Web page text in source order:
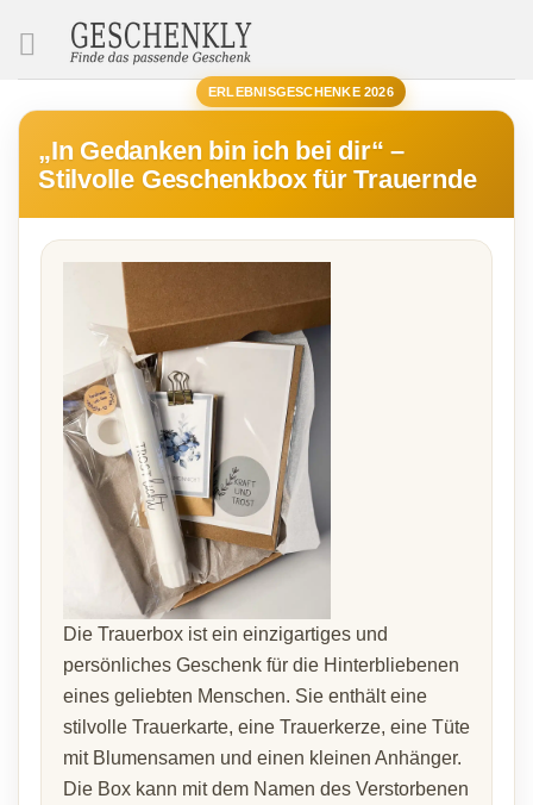
ERLEBNISGESCHENKE 2026
„In Gedanken bin ich bei dir“ –
Stilvolle Geschenkbox für Trauernde
Die Trauerbox ist ein einzigartiges und
persönliches Geschenk für die Hinterbliebenen
eines geliebten Menschen. Sie enthält eine
stilvolle Trauerkarte, eine Trauerkerze, eine Tüte
mit Blumensamen und einen kleinen Anhänger.
Die Box kann mit dem Namen des Verstorbenen